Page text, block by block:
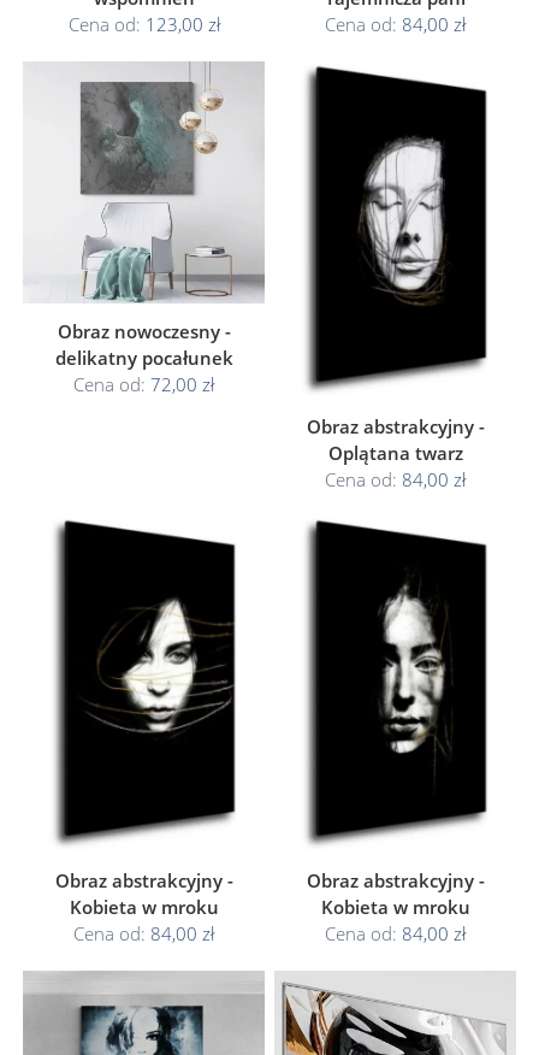
Cena od: 123,00 zł
Cena od: 84,00 zł
Obraz nowoczesny -
delikatny pocałunek
Cena od: 72,00 zł
Obraz abstrakcyjny -
Oplątana twarz
Cena od: 84,00 zł
Obraz abstrakcyjny -
Kobieta w mroku
Cena od: 84,00 zł
Obraz abstrakcyjny -
Kobieta w mroku
Cena od: 84,00 zł